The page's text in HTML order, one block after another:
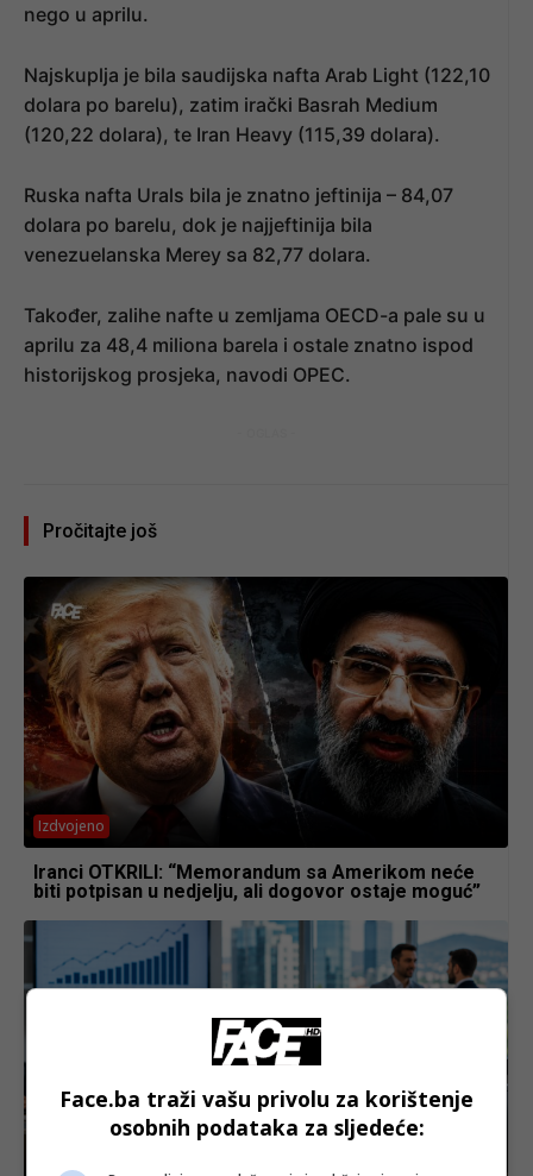
nego u aprilu.
Najskuplja je bila saudijska nafta Arab Light (122,10
dolara po barelu), zatim irački Basrah Medium
(120,22 dolara), te Iran Heavy (115,39 dolara).
Ruska nafta Urals bila je znatno jeftinija – 84,07
dolara po barelu, dok je najjeftinija bila
venezuelanska Merey sa 82,77 dolara.
Također, zalihe nafte u zemljama OECD-a pale su u
aprilu za 48,4 miliona barela i ostale znatno ispod
historijskog prosjeka, navodi OPEC.
Pročitajte još
Izdvojeno
Iranci OTKRILI: “Memorandum sa Amerikom neće
biti potpisan u nedjelju, ali dogovor ostaje moguć”
Biznis
Face.ba traži vašu privolu za korištenje
osobnih podataka za sljedeće: